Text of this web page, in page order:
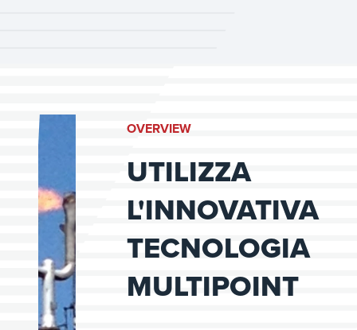
OVERVIEW
UTILIZZA
L'INNOVATIVA
TECNOLOGIA
MULTIPOINT